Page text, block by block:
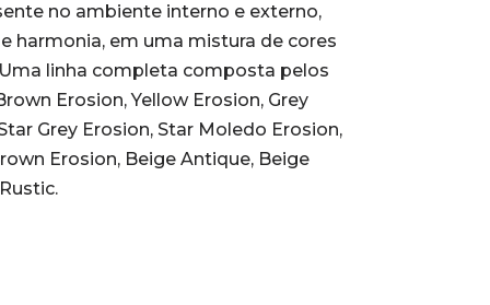
no ambiente interno e externo,
harmonia, em uma mistura de cores
linha completa composta pelos
Erosion, Yellow Erosion, Grey
Grey Erosion, Star Moledo Erosion,
Erosion, Beige Antique, Beige